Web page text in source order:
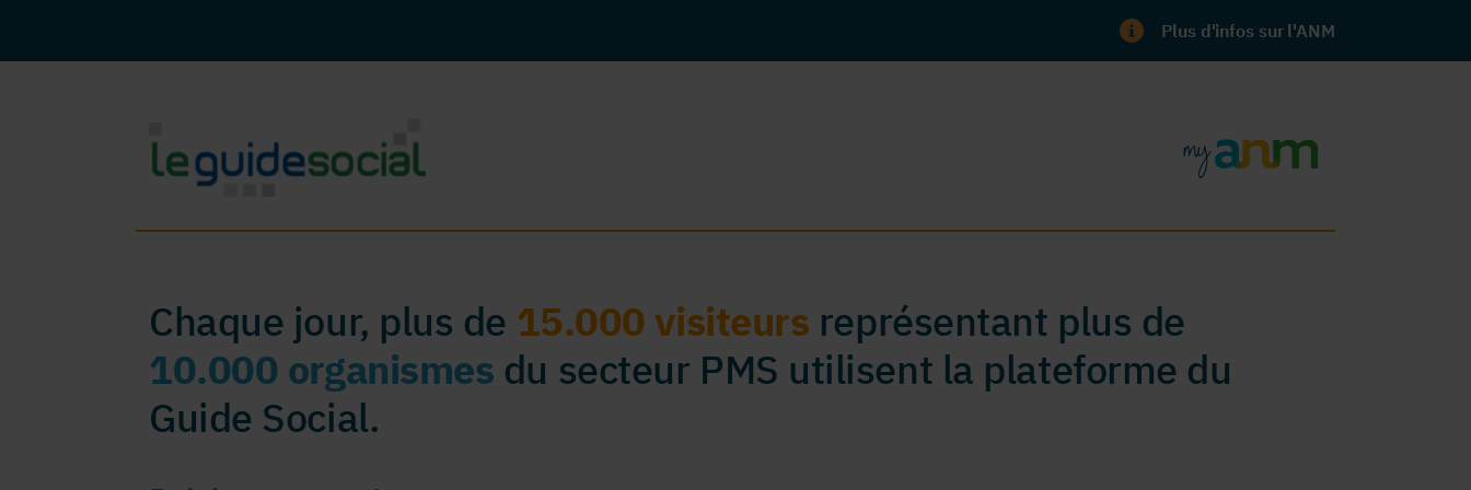
Plus d'infos sur l'ANM
Chaque jour, plus de 15.000 visiteurs représentant plus de
10.000 organismes du secteur PMS utilisent la plateforme du
Guide Social.